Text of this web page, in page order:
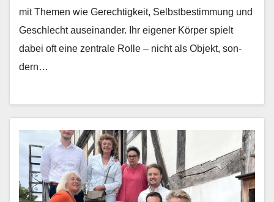
mit The­men wie Gerechtigkeit, Selb­st­bes­tim­mung und
Geschlecht auseinan­der. Ihr eigen­er Kör­p­er spielt
dabei oft eine zen­trale Rolle – nicht als Objekt, son­
dern…